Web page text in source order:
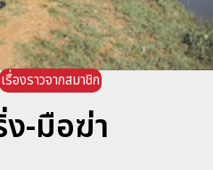
เรื่องราวจากสมาชิก
-มือฆ่า